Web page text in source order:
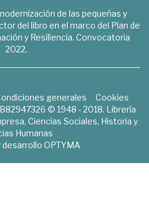
de las pequeñas y
del libro en el marco del Plan de
y Resiliencia. Convocatoria
2022.
generales
Cookies
© 1948 - 2018. Librería
Ciencias Sociales, Historia y
Humanas
desarrollo OPTYMA